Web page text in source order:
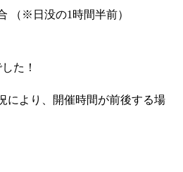
（※日没の1時間半前）
た！
により、開催時間が前後する場